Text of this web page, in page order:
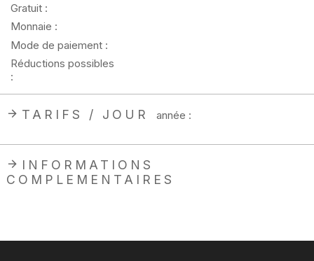
Gratuit :
Monnaie :
Mode de paiement :
Réductions possibles
:
TARIFS / JOUR année :
INFORMATIONS
COMPLEMENTAIRES